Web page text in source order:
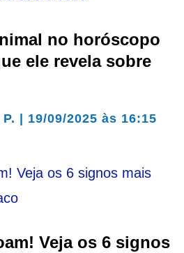
no horóscopo
ele revela sobre
| 19/09/2025 às 16:15
Veja os 6 signos